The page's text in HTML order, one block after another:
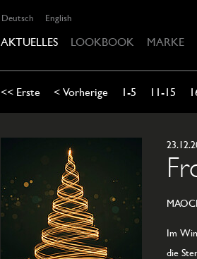
AKTUELLES LOOKBOOK MARKE
<< Erste < Vorherige 1-5 11-15
Im
die
Deutsch English